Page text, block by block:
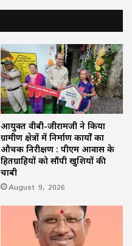
आयुक्त वीबी-जीरामजी ने किया
ग्रामीण क्षेत्रों में निर्माण कार्यों का
औचक निरीक्षण : पीएम आवास के
हितग्राहियों को सौंपी खुशियों की
चाबी
August 9, 2026